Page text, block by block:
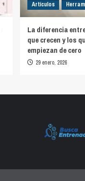
Artículos
La diferencia
que crecen y los
empiezan de cero
29 enero, 2026